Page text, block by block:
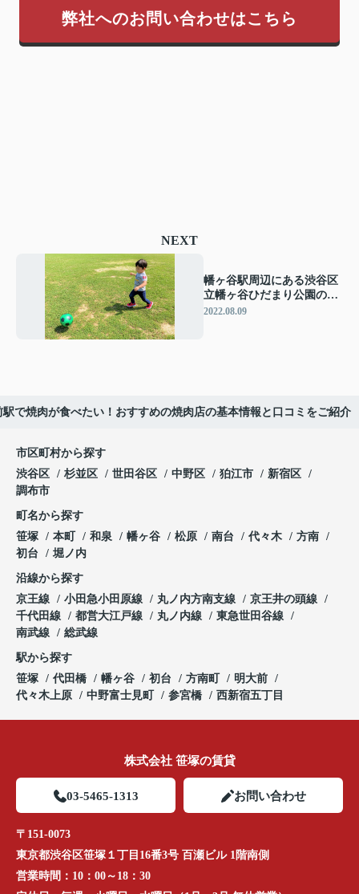
弊社へのお問い合わせはこちら
NEXT
幡ヶ谷駅周辺にある渋谷区
立幡ヶ谷ひだまり公園の概
要や楽しみ方をご紹介
2022.08.09
駅で焼肉が食べたい！おすすめの焼肉店の基本情報と口コミをご紹介
市区町村から探す
渋谷区
杉並区 世田谷区 中野区 狛江市
新宿区
調布市
町名から探す
笹塚
本町 和泉 幡ヶ谷 松原 南台 代々木
方南
初台
堀ノ内
沿線から探す
京王線
小田急小田原線 丸ノ内方南支線
京王井の頭線
千代田線
都営大江戸線 丸ノ内線
東急世田谷線
南武線
総武線
駅から探す
笹塚
代田橋 幡ヶ谷 初台 方南町
明大前
代々木上原
中野富士見町 参宮橋 西新宿五丁目
株式会社 笹塚の賃貸
03-5465-1313 お問い合わせ
〒151-0073
東京都渋谷区笹塚１丁目16番3号 百瀬ビル 1階南側
営業時間： 10：00～18：30